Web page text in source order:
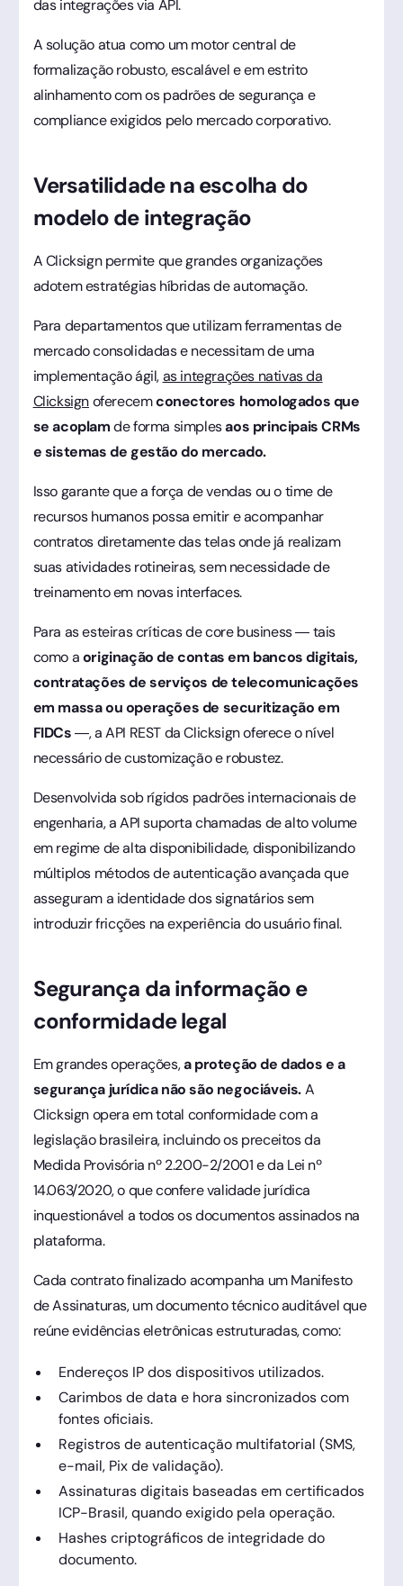
das integrações via API.
A solução atua como um motor central de
formalização robusto, escalável e em estrito
alinhamento com os padrões de segurança e
compliance exigidos pelo mercado corporativo.
Versatilidade na escolha do
modelo de integração
A Clicksign permite que grandes organizações
adotem estratégias híbridas de automação.
Para departamentos que utilizam ferramentas de
mercado consolidadas e necessitam de uma
implementação ágil,as integrações nativas da
Clicksignoferecemconectores homologados que
se acoplamde forma simplesaos principais CRMs
e sistemas de gestão do mercado.
Isso garante que a força de vendas ou o time de
recursos humanos possa emitir e acompanhar
contratos diretamente das telas onde já realizam
suas atividades rotineiras, sem necessidade de
treinamento em novas interfaces.
Para as esteiras críticas de core business — tais
como aoriginação de contas em bancos digitais,
contratações de serviços de telecomunicações
em massa ou operações de securitização em
FIDCs—, a API REST da Clicksign oferece o nível
necessário de customização e robustez.
Desenvolvida sob rígidos padrões internacionais de
engenharia, a API suporta chamadas de alto volume
em regime de alta disponibilidade, disponibilizando
múltiplos métodos de autenticação avançada que
asseguram a identidade dos signatários sem
introduzir fricções na experiência do usuário final.
Segurança da informação e
conformidade legal
Em grandes operações,a proteção de dados e a
segurança jurídica não são negociáveis.A
Clicksign opera em total conformidade com a
legislação brasileira, incluindo os preceitos da
Medida Provisória nº 2.200-2/2001 e da Lei nº
14.063/2020, o que confere validade jurídica
inquestionável a todos os documentos assinados na
plataforma.
Cada contrato finalizado acompanha um Manifesto
de Assinaturas, um documento técnico auditável que
reúne evidências eletrônicas estruturadas, como:
Endereços IP dos dispositivos utilizados.
Carimbos de data e hora sincronizados com
fontes oficiais.
Registros de autenticação multifatorial (SMS,
e-mail, Pix de validação).
Assinaturas digitais baseadas em certificados
ICP-Brasil, quando exigido pela operação.
Hashes criptográficos de integridade do
documento.